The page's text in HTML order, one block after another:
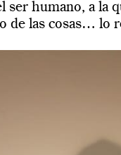
ser humano, a la
de las cosas… lo